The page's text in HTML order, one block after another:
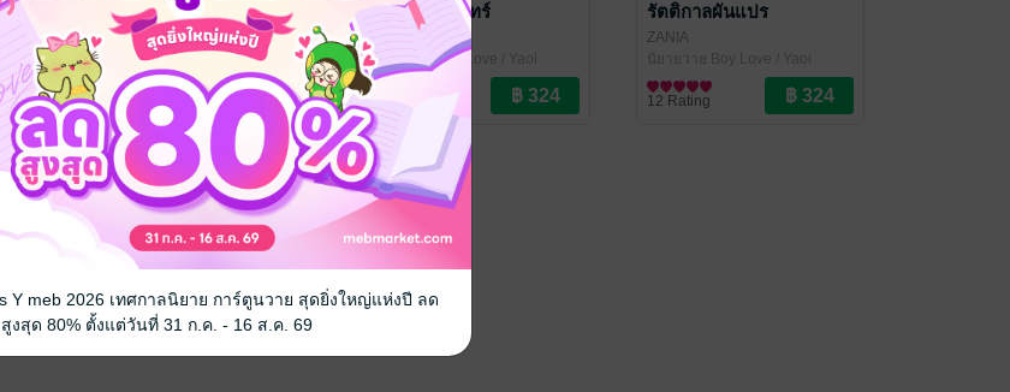
ที่สุดในปฐพี
ZANIA
นิยายวาย Boy Love / Yaoi
7 Rating
ขย่มใจคเชนทร์
นิยายวาย Boy Love / Yaoi
4 Rating
รัตติกาลผันแปร
ZANIA
นิยายวาย Boy Love / Yaoi
12 Rating
Y meb 2026 เทศกาลนิยาย การ์ตูนวาย สุดยิ่งใหญ่แห่งปี ลด
งสุด 80% ตั้งแต่วันที่ 31 ก.ค. - 16 ส.ค. 69